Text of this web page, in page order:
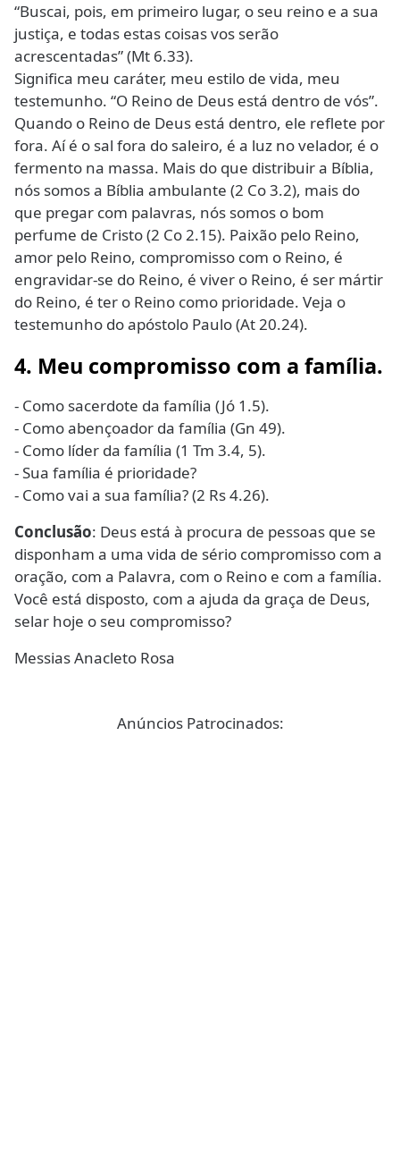
“Buscai, pois, em primeiro lugar, o seu reino e a sua
justiça, e todas estas coisas vos serão
acrescentadas” (Mt 6.33).
Significa meu caráter, meu estilo de vida, meu
testemunho. “O Reino de Deus está dentro de vós”.
Quando o Reino de Deus está dentro, ele reflete por
fora. Aí é o sal fora do saleiro, é a luz no velador, é o
fermento na massa. Mais do que distribuir a Bíblia,
nós somos a Bíblia ambulante (2 Co 3.2), mais do
que pregar com palavras, nós somos o bom
perfume de Cristo (2 Co 2.15). Paixão pelo Reino,
amor pelo Reino, compromisso com o Reino, é
engravidar-se do Reino, é viver o Reino, é ser mártir
do Reino, é ter o Reino como prioridade. Veja o
testemunho do apóstolo Paulo (At 20.24).
4. Meu compromisso com a família.
- Como sacerdote da família (Jó 1.5).
- Como abençoador da família (Gn 49).
- Como líder da família (1 Tm 3.4, 5).
- Sua família é prioridade?
- Como vai a sua família? (2 Rs 4.26).
Conclusão: Deus está à procura de pessoas que se
disponham a uma vida de sério compromisso com a
oração, com a Palavra, com o Reino e com a família.
Você está disposto, com a ajuda da graça de Deus,
selar hoje o seu compromisso?
Messias Anacleto Rosa
Anúncios Patrocinados: